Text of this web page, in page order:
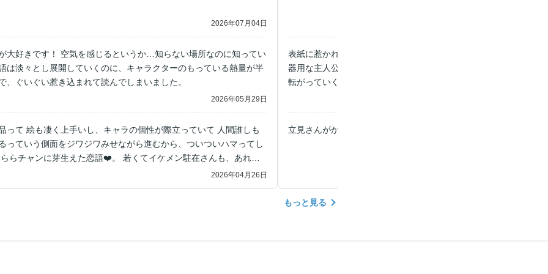
2026年07月04日
大好きです！ 空気を感じるというか…知らない場所なのに知ってい
は淡々とし展開していくのに、キャラクターのもっている熱量が半
、ぐいぐい惹き込まれて読んでしまいました。
2026年05月29日
って 絵も凄く上手いし、キャラの個性が際立っていて 人間誰しも
っていう側面をジワジワみせながら進むから、ついついハマってし
らチャンに芽生えた恋語❤️。 若くてイケメン駐在さんも、あれだ
て 異性として意識しないのか…。彼の都会にいた何かが どう絡ま
2026年04月26日
表紙に惹かれて買いました。一気読みしちゃうくらいハマりました
器用な主人公と、色んな過去がありそうな駐在さんの不思議な関係
転がっていくのか、続きが気になるので今後も読み続けたいです。
立見さんがかっこよくて、ワクワクする……
もっと見る